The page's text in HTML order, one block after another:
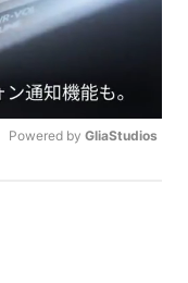
Powered by GliaStudios